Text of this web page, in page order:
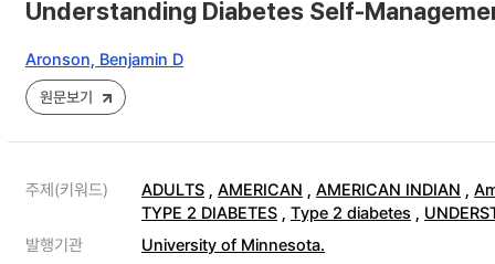
Understanding Diabetes Self-
Aronson, Benjamin D
원문보기
주제(키워드) ADULTS , AMERICAN , AMERICAN INDIAN ,
TYPE 2 DIABETES , Type 2 diabetes ,
발행기관
University of Minnesota.